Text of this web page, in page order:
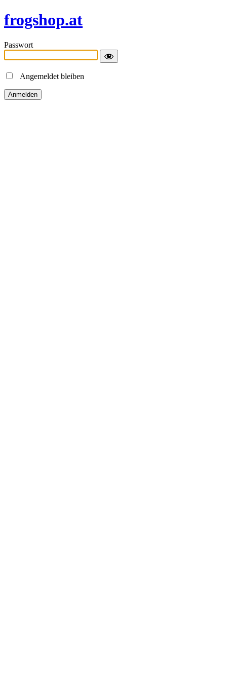
frogshop.at
Passwort
Angemeldet bleiben